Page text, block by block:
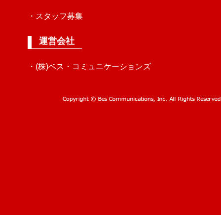
・スタッフ募集
運営会社
・(株)ベス・コミュニケーションズ